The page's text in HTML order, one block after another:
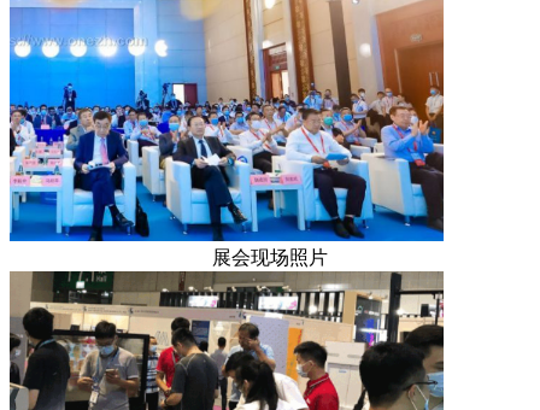
展会现场照片